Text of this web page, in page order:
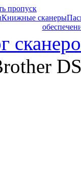
пропуск
Книжные сканеры